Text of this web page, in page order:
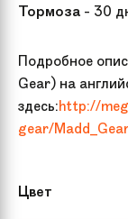
Тормоза - 30
Подробное
Gear) на
здесь:http://
gear/
Цвет